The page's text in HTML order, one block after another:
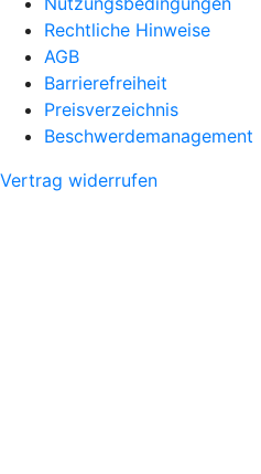
Rechtliche Hinweise
AGB
Barrierefreiheit
Preisverzeichnis
Beschwerdemanagement
Vertrag widerrufen